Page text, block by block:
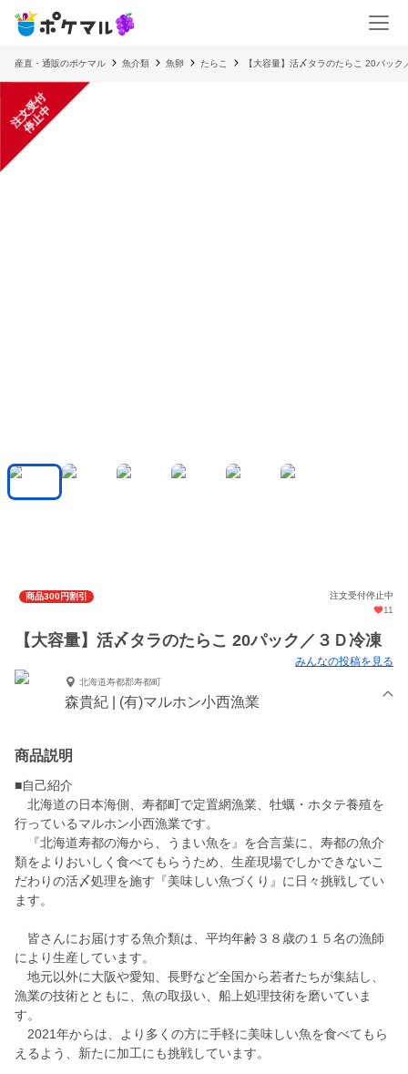
産直・通販のポケマル 魚介類 魚卵 たらこ 【大容量】活〆タラのたらこ 20パック
注
文
受
付
停
止
中
商品300円割引
注文受付停止中
11
【大容量】活〆タラのたらこ 20パック／３Ｄ冷凍
みんなの投稿を見る
北海道寿都郡寿都町
森貴紀 | (有)マルホン小西漁業
商品説明
■自己紹介
北海道の日本海側、寿都町で定置網漁業、牡蠣・ホタテ養殖を
行っているマルホン小西漁業です。
『北海道寿都の海から、うまい魚を』を合言葉に、寿都の魚介
類をよりおいしく食べてもらうため、生産現場でしかできないこ
だわりの活〆処理を施す『美味しい魚づくり』に日々挑戦してい
ます。
皆さんにお届けする魚介類は、平均年齢３８歳の１５名の漁師
により生産しています。
地元以外に大阪や愛知、長野など全国から若者たちが集結し、
漁業の技術とともに、魚の取扱い、船上処理技術を磨いていま
す。
2021年からは、より多くの方に手軽に美味しい魚を食べてもら
えるよう、新たに加工にも挑戦しています。